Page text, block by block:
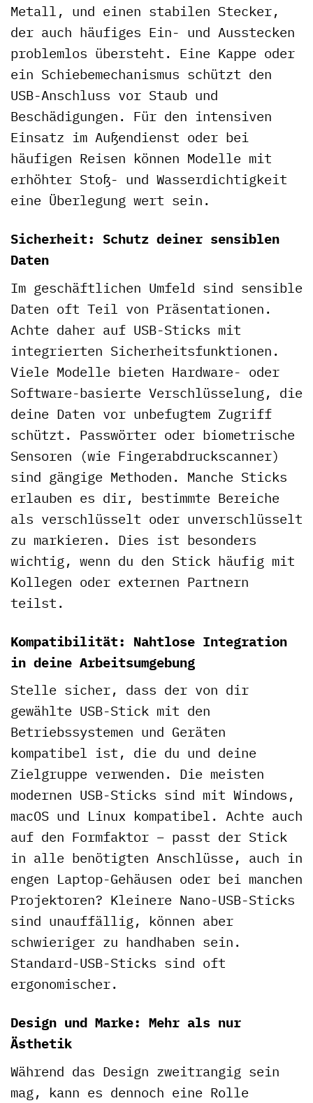
Metall, und einen stabilen Stecker,
der auch häufiges Ein- und Ausstecken
problemlos übersteht. Eine Kappe oder
ein Schiebemechanismus schützt den
USB-Anschluss vor Staub und
Beschädigungen. Für den intensiven
Einsatz im Außendienst oder bei
häufigen Reisen können Modelle mit
erhöhter Stoß- und Wasserdichtigkeit
eine Überlegung wert sein.
Sicherheit: Schutz deiner sensiblen
Daten
Im geschäftlichen Umfeld sind sensible
Daten oft Teil von Präsentationen.
Achte daher auf USB-Sticks mit
integrierten Sicherheitsfunktionen.
Viele Modelle bieten Hardware- oder
Software-basierte Verschlüsselung, die
deine Daten vor unbefugtem Zugriff
schützt. Passwörter oder biometrische
Sensoren (wie Fingerabdruckscanner)
sind gängige Methoden. Manche Sticks
erlauben es dir, bestimmte Bereiche
als verschlüsselt oder unverschlüsselt
zu markieren. Dies ist besonders
wichtig, wenn du den Stick häufig mit
Kollegen oder externen Partnern
teilst.
Kompatibilität: Nahtlose Integration
in deine Arbeitsumgebung
Stelle sicher, dass der von dir
gewählte USB-Stick mit den
Betriebssystemen und Geräten
kompatibel ist, die du und deine
Zielgruppe verwenden. Die meisten
modernen USB-Sticks sind mit Windows,
macOS und Linux kompatibel. Achte auch
auf den Formfaktor – passt der Stick
in alle benötigten Anschlüsse, auch in
engen Laptop-Gehäusen oder bei manchen
Projektoren? Kleinere Nano-USB-Sticks
sind unauffällig, können aber
schwieriger zu handhaben sein.
Standard-USB-Sticks sind oft
ergonomischer.
Design und Marke: Mehr als nur
Ästhetik
Während das Design zweitrangig sein
mag, kann es dennoch eine Rolle